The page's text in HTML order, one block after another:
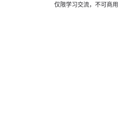
仅限学习交流，不可商用